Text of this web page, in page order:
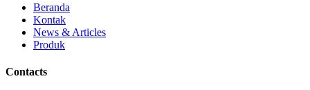
Beranda
Kontak
News & Articles
Produk
Contacts